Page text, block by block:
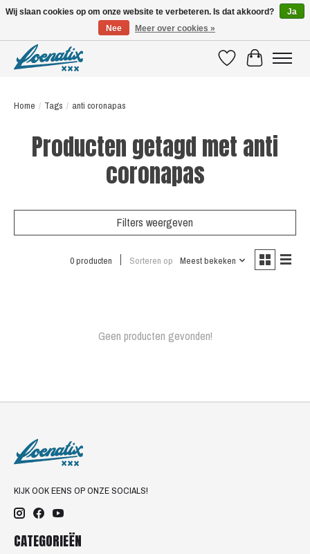
VerlanglijstWinkelwagen
Home / Tags / anti coronapas
Producten getagd met anti
coronapas
Filters weergeven
0 producten Sorteren op Meest bekeken
Geen producten gevonden!
KIJK OOK EENS OP ONZE SOCIALS!
CATEGORIEËN
Wij slaan cookies op om onze website te verbeteren. Is dat akkoord?
Ja
Nee
Meer over cookies »